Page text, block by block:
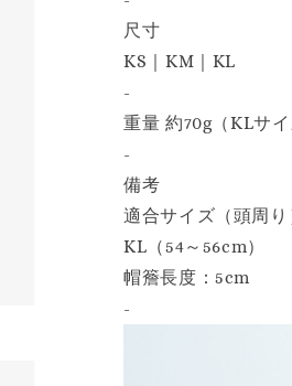
尺寸
KS｜KM｜KL
-
重量 約70g（KLサイ
-
備考
適合サイズ（頭周り
KL（54～56cm）
帽簷長度：5cm
-